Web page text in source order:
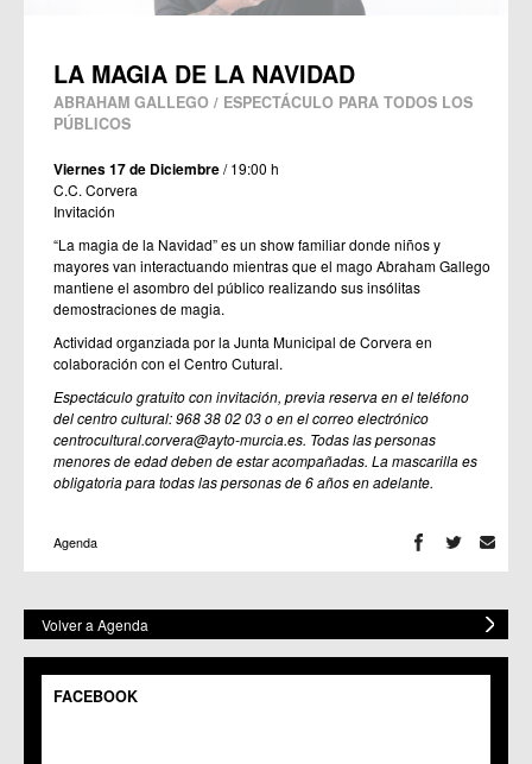
LA MAGIA DE LA NAVIDAD
ABRAHAM GALLEGO / ESPECTÁCULO PARA TODOS LOS
PÚBLICOS
Viernes 17 de Diciembre/ 19:00 h
C.C. Corvera
Invitación
“La magia de la Navidad” es un show familiar donde niños y
mayores van interactuando mientras que el mago Abraham Gallego
mantiene el asombro del público realizando sus insólitas
demostraciones de magia.
Actividad organziada por la Junta Municipal de Corvera en
colaboración con el Centro Cutural.
Espectáculo gratuito con invitación, previa reserva en el teléfono
del centro cultural: 968 38 02 03 o en el correo electrónico
centrocultural.corvera@ayto-murcia.es. Todas las personas
menores de edad deben de estar acompañadas. La mascarilla es
obligatoria para todas las personas de 6 años en adelante.
Agenda
Volver a Agenda
FACEBOOK